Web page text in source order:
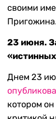
своими
23 июня.
Днем 23
котором